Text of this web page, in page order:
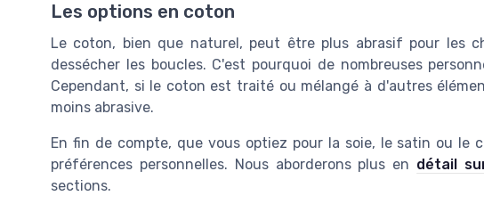
Les options en coton
Le coton, bien que naturel, peut être plus abrasif pour les
dessécher les boucles. C'est pourquoi de nombreuses
Cependant, si le coton est traité ou mélangé à d'autres
moins abrasive.
En fin de compte, que vous optiez pour la soie, le satin ou
préférences personnelles. Nous aborderons plus en détail
sections.